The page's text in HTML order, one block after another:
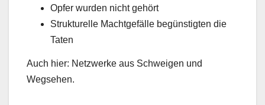
Opfer wurden nicht gehört
Strukturelle Machtgefälle begünstigten die
Taten
Auch hier: Netzwerke aus Schweigen und
Wegsehen.